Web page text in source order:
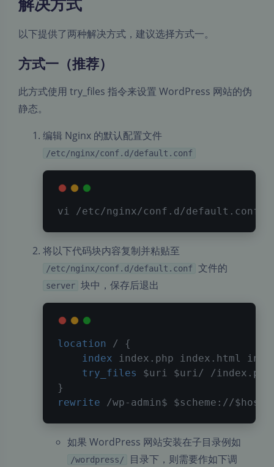
以下提供了两种解决方式，建议选择方式一。
方式一（推荐）
此方式使用 try_files 指令来设置 WordPress 网站的伪
静态。
编辑 Nginx 的默认配置文件
/etc/nginx/conf.d/default.conf
vi /etc/nginx/conf.d/default.conf
将以下代码块内容复制并粘贴至
/etc/nginx/conf.d/default.conf 文件的
server 块中，保存后退出
location /
{
index index.php index.html
try_files
$uri $uri/ /index.php
}
rewrite /wp-admin$ $scheme ://$host
如果 WordPress 网站安装在子目录例如
/wordpress/
目录下，则需要作如下调